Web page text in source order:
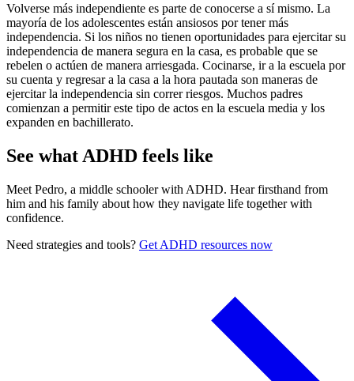
Volverse más independiente es parte de conocerse a sí mismo. La
mayoría de los adolescentes están ansiosos por tener más
independencia. Si los niños no tienen oportunidades para ejercitar su
independencia de manera segura en la casa, es probable que se
rebelen o actúen de manera arriesgada. Cocinarse, ir a la escuela por
su cuenta y regresar a la casa a la hora pautada son maneras de
ejercitar la independencia sin correr riesgos. Muchos padres
comienzan a permitir este tipo de actos en la escuela media y los
expanden en bachillerato.
See what ADHD feels like
Meet Pedro, a middle schooler with ADHD. Hear firsthand from
him and his family about how they navigate life together with
confidence.
Need strategies and tools? Get ADHD resources now